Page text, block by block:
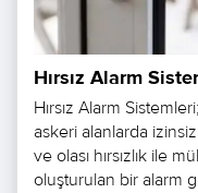
Hırsız Alarm
Hırsız Alarm
askeri alanlarda
ve olası hırsızlık ile
oluşturulan bir alarm